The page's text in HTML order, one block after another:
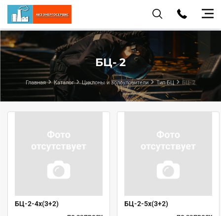
БЦ- 2
Главная Каталог Циклоны и золоуловители Тип БЦ БЦ- 2
БЦ-2-4х(3+2)
БЦ-2-5х(3+2)